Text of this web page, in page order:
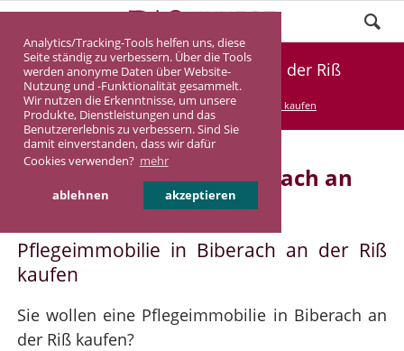
Analytics/Tracking-Tools helfen uns, diese
Seite ständig zu verbessern. Über die Tools
werden anonyme Daten über Website-
Nutzung und -Funktionalität gesammelt.
Wir nutzen die Erkenntnisse, um unsere
Produkte, Dienstleistungen und das
Benutzererlebnis zu verbessern. Sind Sie
damit einverstanden, dass wir dafür
Cookies verwenden? mehr
ablehnen akzeptieren
Pflegeimmobilie Biberach an der Riß
DASINVEST Service Pflegeimmobilie kaufen
Pflegeimmobilie in Biberach an
der Riß
Pflegeimmobilie in Biberach an der Riß
kaufen
Sie wollen eine Pflegeimmobilie in Biberach an
der Riß kaufen?